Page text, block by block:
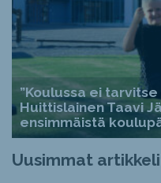
”Koulussa ei
Huittislainen Taavi
ensimmäistä
Uusimmat